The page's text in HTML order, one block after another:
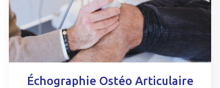
Échographie Ostéo Articulaire